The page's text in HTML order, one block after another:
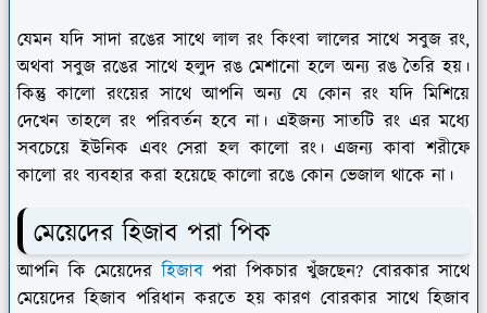
যেমন যদি সাদা রঙের সাথে লাল রং কিংবা লালের সাথে সবুজ রং,
অথবা সবুজ রঙের সাথে হলুদ রঙ মেশানো হলে অন্য রঙ তৈরি হয়।
কিন্তু কালো রংয়ের সাথে আপনি অন্য যে কোন রং যদি মিশিয়ে
দেখেন তাহলে রং পরিবর্তন হবে না। এইজন্য সাতটি রং এর মধ্যে
সবচেয়ে ইউনিক এবং সেরা হল কালো রং। এজন্য কাবা শরীফে
কালো রং ব্যবহার করা হয়েছে কালো রঙে কোন ভেজাল থাকে না।
মেয়েদের হিজাব পরা পিক
আপনি কি মেয়েদেরহিজাবপরা পিকচার খুঁজছেন? বোরকার সাথে
মেয়েদের হিজাব পরিধান করতে হয় কারণ বোরকার সাথে হিজাব